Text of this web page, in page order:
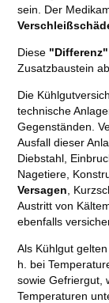
sein. Der
Diese "Differenz"
Zusatzbaustein
Die
technische
Gegenständen.
Ausfall dieser
Diebstahl,
Nagetiere,
Versagen ,
Austritt von
ebenfalls
Als Kühlgut
h. bei
sowie Gefriergut,
Temperaturen